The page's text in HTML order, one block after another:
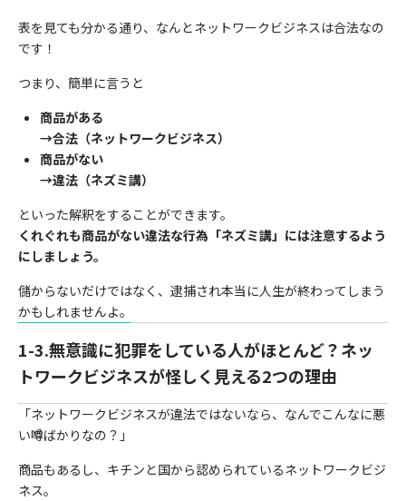
表を見ても分かる通り、なんとネットワークビジネスは合法なの
です！
つまり、簡単に言うと
商品がある
→合法（ネットワークビジネス）
商品がない
→違法（ネズミ講）
といった解釈をすることができます。
くれぐれも商品がない違法な行為「ネズミ講」には注意するよう
にしましょう。
儲からないだけではなく、逮捕され本当に人生が終わってしまう
かもしれませんよ。
1-3.無意識に犯罪をしている人がほとんど？ネッ
トワークビジネスが怪しく見える2つの理由
「ネットワークビジネスが違法ではないなら、なんでこんなに悪
い噂ばかりなの？」
商品もあるし、キチンと国から認められているネットワークビジ
ネス。